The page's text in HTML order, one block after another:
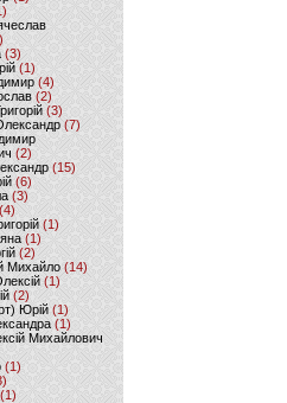
(3)
(1)
(4)
(2)
(3)
(7)
(2)
(15)
(6)
(3)
(1)
(1)
(2)
Михайло (14)
(1)
(2)
Юрій (1)
(1)
Михайлович
(1)